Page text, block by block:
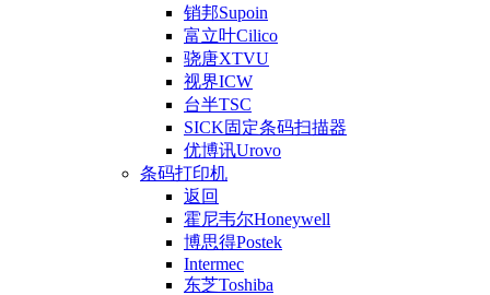
销邦Supoin
富立叶Cilico
骁唐XTVU
视界ICW
台半TSC
SICK固定条码扫描器
优博讯Urovo
条码打印机
返回
霍尼韦尔Honeywell
博思得Postek
Intermec
东芝Toshiba